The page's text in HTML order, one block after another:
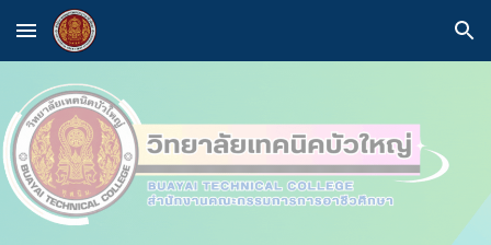
Skip to main content Skip to navigation